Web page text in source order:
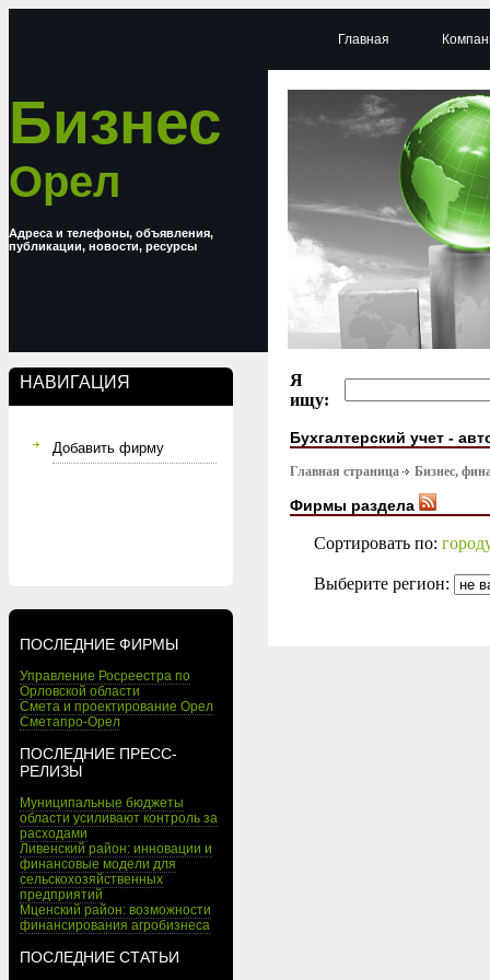
Бизнес
Орел
Адреса и телефоны, объявления,
публикации, новости, ресурсы
НАВИГАЦИЯ
Добавить фирму
ПОСЛЕДНИЕ ФИРМЫ
Управление Росреестра по
Орловской области
Смета и проектирование Орел
Сметапро-Орел
ПОСЛЕДНИЕ ПРЕСС-
РЕЛИЗЫ
Муниципальные бюджеты
области усиливают контроль за
расходами
Ливенский район: инновации и
финансовые модели для
сельскохозяйственных
предприятий
Мценский район: возможности
финансирования агробизнеса
ПОСЛЕДНИЕ СТАТЬИ
Главная
Я
ищу:
Бухгалтерский учет -
Главная страница Бизнес,
Фирмы раздела
Сортировать по:
Выберите регион: